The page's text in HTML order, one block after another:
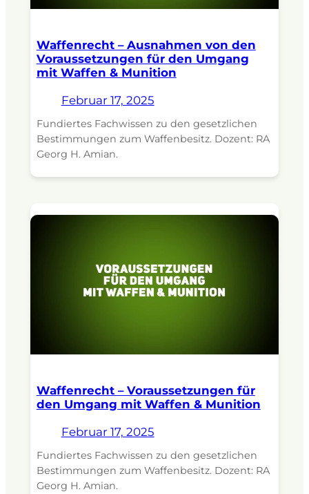
Waffenrecht – Ausnahmen von den
Voraussetzungen für den Umgang
mit Waffen & Munition
Februar 17, 2025
Fundiertes Fachwissen zu den gesetzlichen
Bestimmungen zum Waffenbesitz. Dozent: RA
Georg H. Amian.
Waffenrecht – Voraussetzungen für
den Umgang mit Waffen & Munition
Februar 17, 2025
Fundiertes Fachwissen zu den gesetzlichen
Bestimmungen zum Waffenbesitz. Dozent: RA
Georg H. Amian.